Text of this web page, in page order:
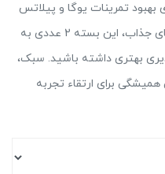
بهبود تمرینات یوگا و پیلاتس
شماست. با طراحی ارگونومیک و رنگ‌های جذاب، این بسته 2 عددی به
بهتری داشته باشید. سبک،
همیشگی برای ارتقاء تجربه